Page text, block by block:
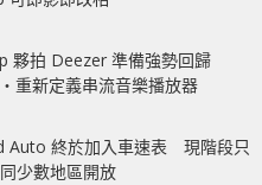
夥拍 Deezer 準備強勢回歸
重新定義串流音樂播放器
Auto 終於加入車速表 現階段只
少數地區開放